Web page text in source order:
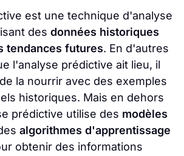
est une technique d'analyse
des données historiques
tendances futures. En d'autres
l'analyse prédictive ait lieu, il
la nourrir avec des exemples
historiques. Mais en dehors
prédictive utilise des modèles
algorithmes d'apprentissage
obtenir des informations